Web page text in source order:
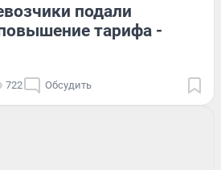
подали
тарифа -
722 Обсудить